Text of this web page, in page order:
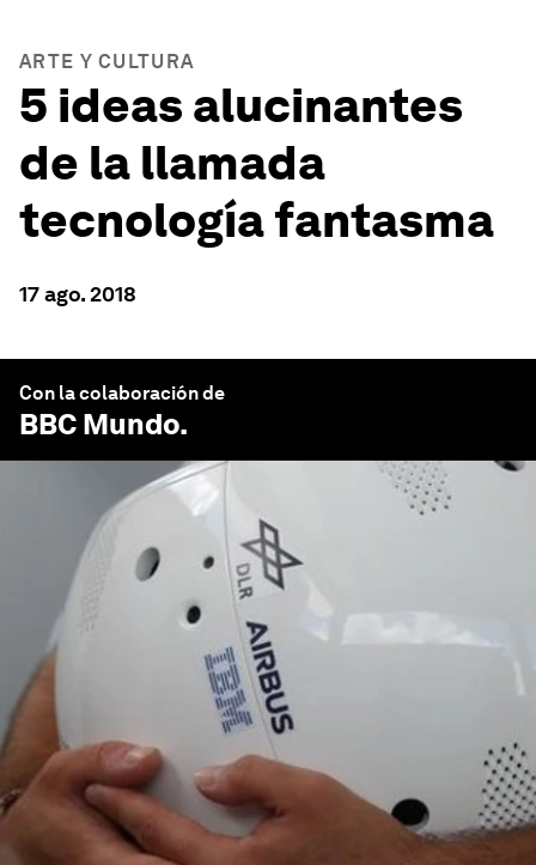
ARTE Y CULTURA
5 ideas alucinantes
de la llamada
tecnología fantasma
17 ago. 2018
Con la colaboración de
BBC Mundo.